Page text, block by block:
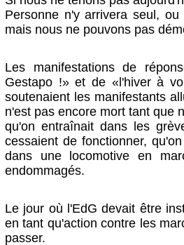
Personne n'y arrivera seul,
mais nous ne pouvons pas
Les manifestations de
Gestapo !» et de «l'hiver à
soutenaient les manifestants
n'est pas encore mort tant que
qu'on entraînait dans les
cessaient de fonctionner,
dans une locomotive en
endommagés.
Le jour où l'EdG devait être
en tant qu'action contre les
passer.